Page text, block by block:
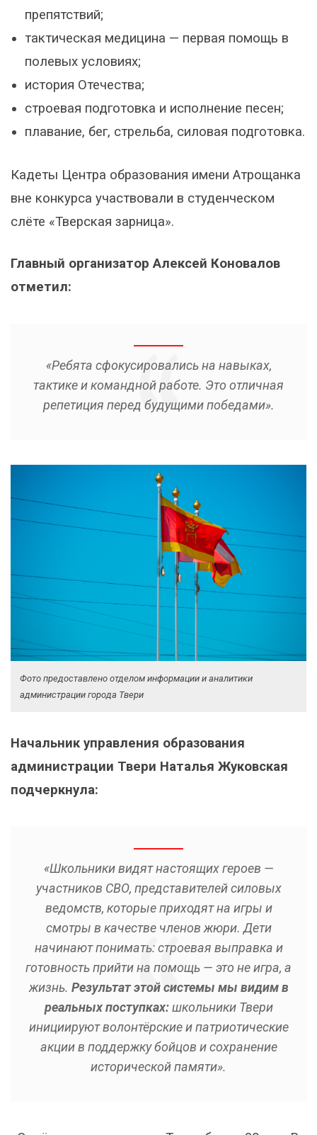
препятствий;
тактическая медицина — первая помощь в
полевых условиях;
история Отечества;
строевая подготовка и исполнение песен;
плавание, бег, стрельба, силовая подготовка.
Кадеты Центра образования имени Атрощанка
вне конкурса участвовали в студенческом
слёте «Тверская зарница».
Главный организатор Алексей Коновалов
отметил:
«Ребята сфокусировались на навыках,
тактике и командной работе. Это отличная
репетиция перед будущими победами».
Фото предоставлено отделом информации и аналитики
администрации города Твери
Начальник управления образования
администрации Твери Наталья Жуковская
подчеркнула:
«Школьники видят настоящих героев —
участников СВО, представителей силовых
ведомств, которые приходят на игры и
смотры в качестве членов жюри. Дети
начинают понимать: строевая выправка и
готовность прийти на помощь — это не игра, а
жизнь. Результат этой системы мы видим в
реальных поступках:школьники Твери
инициируют волонтёрские и патриотические
акции в поддержку бойцов и сохранение
исторической памяти».